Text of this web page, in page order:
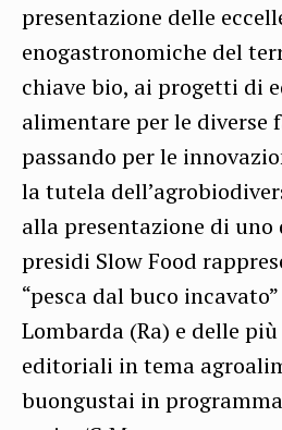
presentazione delle
enogastronomiche del
chiave bio, ai progetti di
alimentare per le diverse
passando per le
la tutela
alla presentazione di uno
presidi Slow Food
“pesca dal buco
Lombarda (Ra) e delle
editoriali in tema
buongustai in